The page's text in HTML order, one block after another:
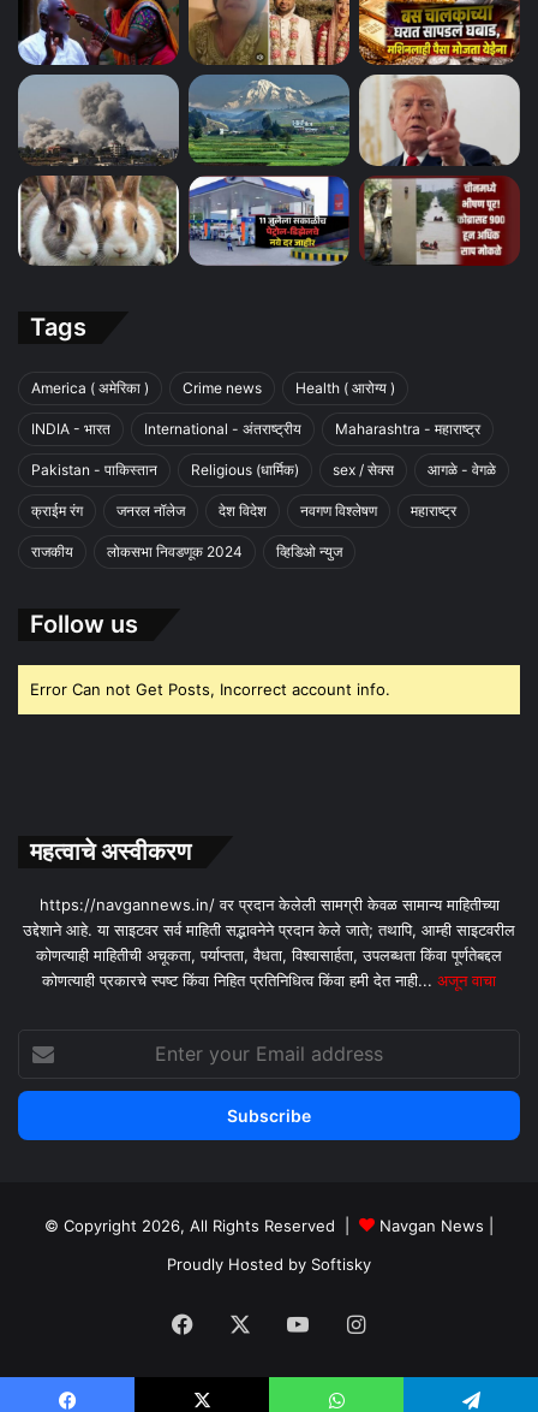
Tags
America ( अमेरिका ) Crime news Health ( आरोग्य )
INDIA - भारत International - अंतराष्ट्रीय Maharashtra - महाराष्ट्र
Pakistan - पाकिस्तान Religious (धार्मिक) sex / सेक्स आगळे - वेगळे
क्राईम रंग जनरल नॉलेज देश विदेश नवगण विश्लेषण महाराष्ट्र
राजकीय लोकसभा निवडणूक 2024 व्हिडिओ न्युज
Follow us
Error Can not Get Posts, Incorrect account info.
महत्वाचे अस्वीकरण
https://navgannews.in/ वर प्रदान केलेली सामग्री केवळ सामान्य माहितीच्या
उद्देशाने आहे. या साइटवर सर्व माहिती सद्भावनेने प्रदान केले जाते; तथापि, आम्ही साइटवरील
कोणत्याही माहितीची अचूकता, पर्याप्तता, वैधता, विश्वासार्हता, उपलब्धता किंवा पूर्णतेबद्दल
कोणत्याही प्रकारचे स्पष्ट किंवा निहित प्रतिनिधित्व किंवा हमी देत ​​नाही... अजून वाचा
your
Email
© Copyright 2026, All Rights Reserved | Navgan News
Proudly Hosted by Softisky
Facebook YouTubeInstagram